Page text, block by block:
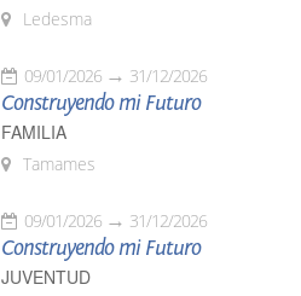
Ledesma
09/01/2026 31/12/2026
Construyendo mi Futuro
FAMILIA
Tamames
09/01/2026 31/12/2026
Construyendo mi Futuro
JUVENTUD